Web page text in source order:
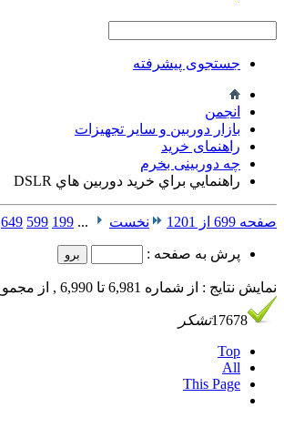
جستجوی پیشرفته
انجمن
بازار دوربین و سایر تجهیزات
راهنمای خرید
چه دوربینی بخرم
راهنمايي براي خريد دوربين هاي DSLR
صفحه 699 از 1201 نخست ...
199
599
649
پرش به صفحه :
نمایش نتایج : از شماره 6,981 تا 6,990 , از مجموع 12004
17678تشکر
Top
All
This Page